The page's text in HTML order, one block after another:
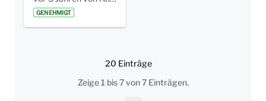
GENEHMIGT
20 Einträge
Pro Seite
Zeige 1 bis 7 von 7 Einträgen.